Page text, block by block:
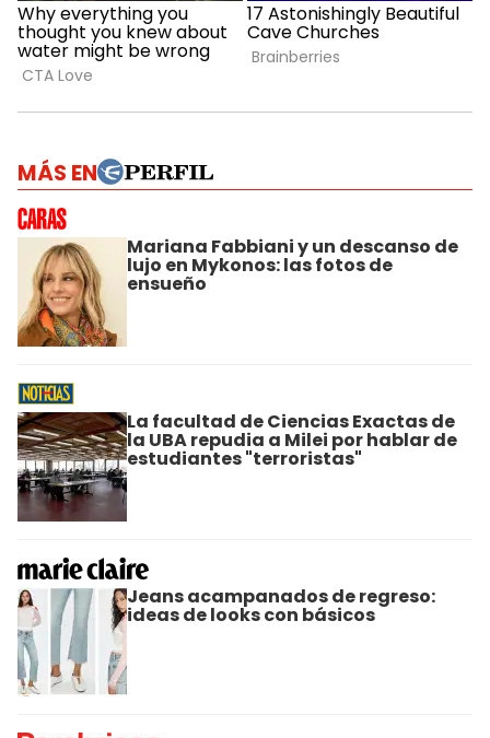
MÁS EN
Mariana Fabbiani y un descanso de
lujo en Mykonos: las fotos de
ensueño
La facultad de Ciencias Exactas de
la UBA repudia a Milei por hablar de
estudiantes "terroristas"
Jeans acampanados de regreso:
ideas de looks con básicos